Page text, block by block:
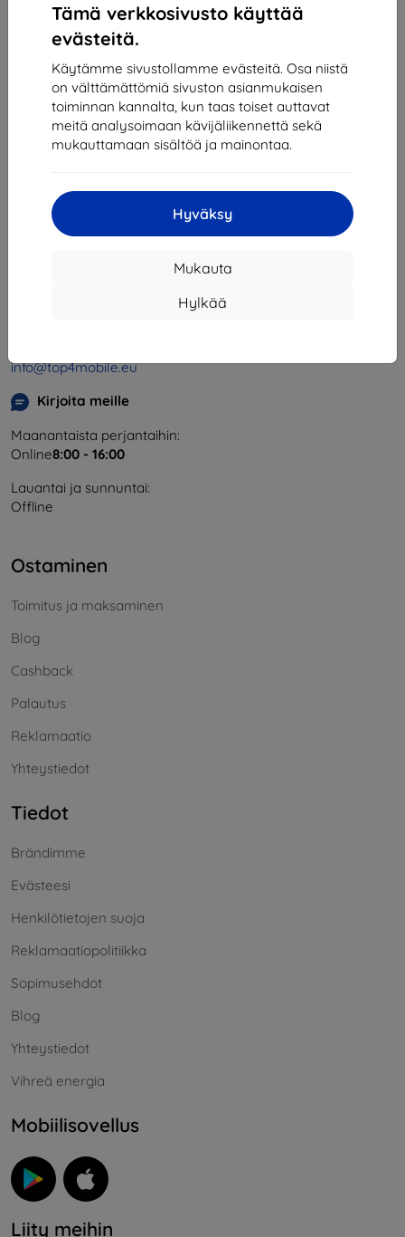
Tämä verkkosivusto käyttää
evästeitä.
Käytämme sivustollamme evästeitä. Osa niistä
on välttämättömiä sivuston asianmukaisen
toiminnan kannalta, kun taas toiset auttavat
meitä analysoimaan kävijäliikennettä sekä
mukauttamaan sisältöä ja mainontaa.
Hyväksy
Mukauta
Hylkää
yhteensä .
«
Shield-SK s.r.o.
SK2023549671
info@top4mobile.eu
Kirjoita meille
Maanantaista perjantaihin:
Online8:00 - 16:00
Lauantai ja sunnuntai:
Offline
Ostaminen
Toimitus ja maksaminen
Blog
Cashback
Palautus
Reklamaatio
Yhteystiedot
Tiedot
Brändimme
Evästeesi
Henkilötietojen suoja
Reklamaatiopolitiikka
Sopimusehdot
Blog
Yhteystiedot
Vihreä energia
Mobiilisovellus
Liity meihin